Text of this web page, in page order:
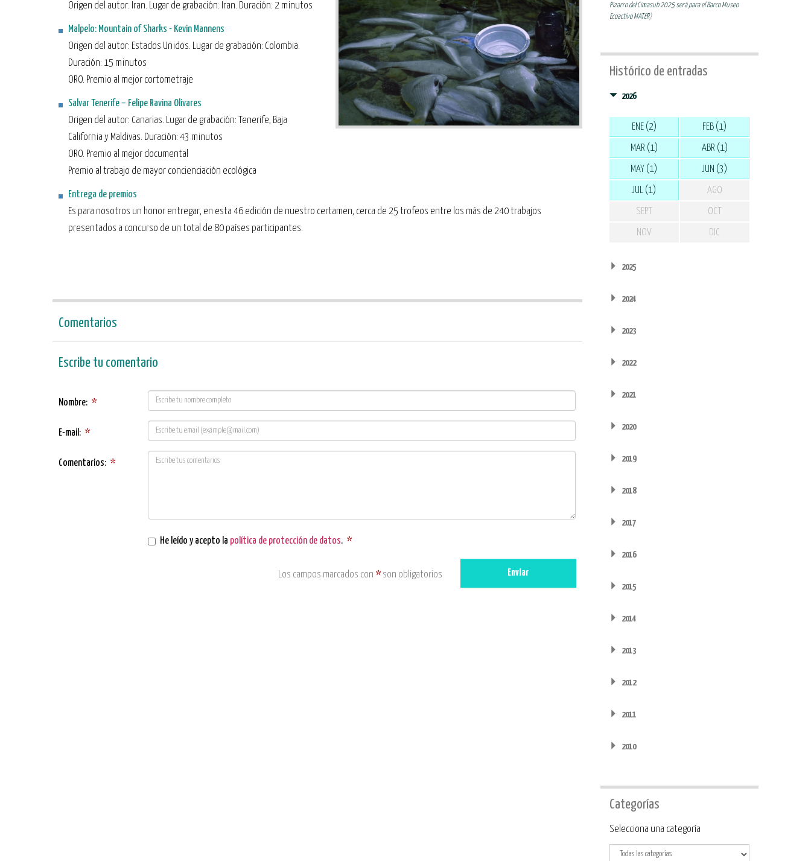
Origen del autor: Iran. Lugar de grabación: Iran. Duración: 2 minutos
Malpelo: Mountain of Sharks - Kevin Mannens
Origen del autor: Estados Unidos. Lugar de grabación: Colombia.
Duración: 15 minutos
ORO. Premio al mejor cortometraje
Salvar Tenerife – Felipe Ravina Olivares
Origen del autor: Canarias. Lugar de grabación: Tenerife, Baja
California y Maldivas. Duración: 43 minutos
ORO. Premio al mejor documental
Premio al trabajo de mayor concienciación ecológica
Entrega de premios
Es para nosotros un honor entregar, en esta 46 edición de nuestro certamen, cerca de 25 trofeos entre los más de 240 trabajos
presentados a concurso de un total de 80 países participantes.
Comentarios
Escribe tu comentario
Nombre: *
E-mail: *
Comentarios: *
He leído y acepto la política de protección de datos. *
Los campos marcados con *son obligatorios Enviar
Pizarro del Cimasub 2025 será para el Barco Museo
Ecoactivo MATER)
Histórico de entradas
2026
ENE (2) FEB (1)
MAR (1) ABR (1)
MAY (1) JUN (3)
JUL (1) AGO
SEPT OCT
NOV DIC
2025
2024
2023
2022
2021
2020
2019
2018
2017
2016
2015
2014
2013
2012
2011
2010
Categorías
Categoría
Selecciona una categoría